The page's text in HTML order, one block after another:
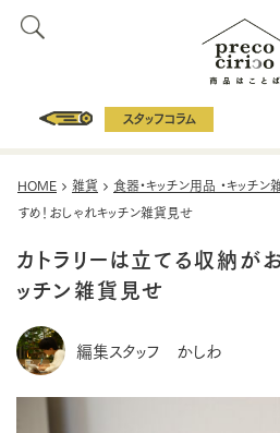
スタッフコラム
HOME 雑貨 食器・キッチン用品 ・キッチン
すめ！おしゃれキッチン雑貨見せ
カトラリーは立てる収納が
ッチン雑貨見せ
編集スタッフ かしわ